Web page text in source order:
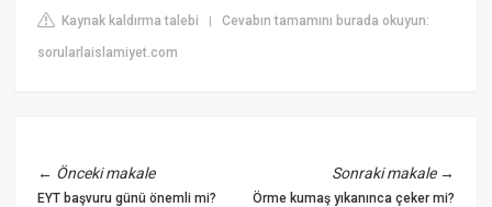
Kaynak kaldırma talebi |Cevabın tamamını burada okuyun:
sorularlaislamiyet.com
← Önceki makale
EYT başvuru günü önemli mi?
Sonraki makale→
Örme kumaş yıkanınca çeker mi?